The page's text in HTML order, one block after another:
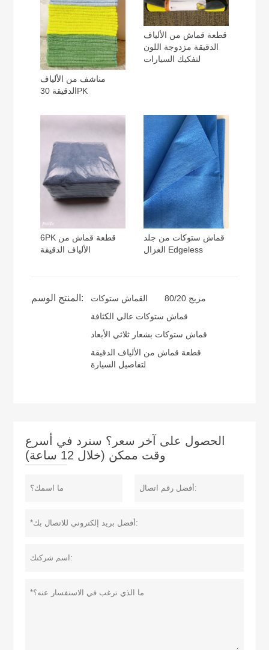
مناشف من الألياف
الدقيقة 30PK
قطعة قماش من الألياف
الدقيقة مزدوجة اللون
لتفكيك السيارات
6PK قطعة قماش من
الألياف الدقيقة
قماش ستوكات من جلد
الغزال Edgeless
المنتج الوسم: القماش ستوكات
مزيج 80/20
قماش ستوكات عالي الكثافة
قماش ستوكات بشعار ثلاثي الأبعاد
قطعة قماش من الألياف الدقيقة
لتفاصيل السيارة
الحصول على آخر سعر؟ سنرد في أسرع
وقت ممكن (خلال 12 ساعة)